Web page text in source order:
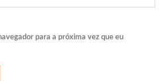
para a próxima vez que eu